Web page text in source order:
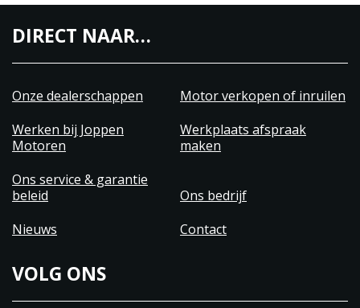
DIRECT NAAR…
Onze dealerschappen
Motor verkopen of inruilen
Werken bij Joppen
Motoren
Werkplaats afspraak
maken
Ons service & garantie
beleid
Ons bedrijf
Nieuws
Contact
VOLG ONS